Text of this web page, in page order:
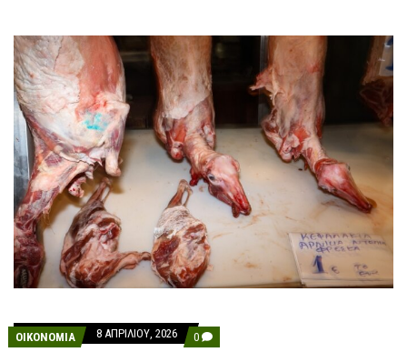
ΟΙΚΟΝΟΜΙΑ 8 ΑΠΡΙΛΊΟΥ, 2026 0 COMMENTS